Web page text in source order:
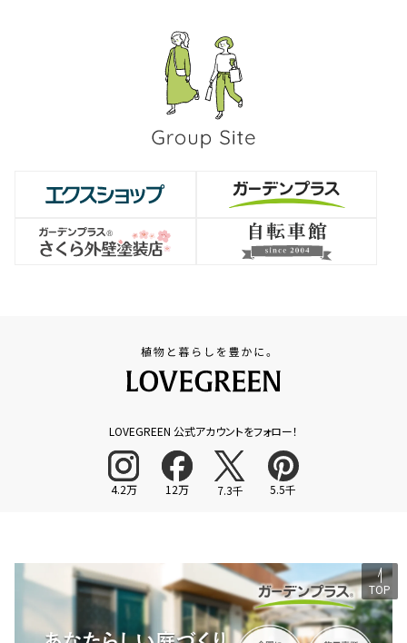
LOVEGREEN 公式アカウントをフォロー！
4.2万 12万 7.3千 5.5千
TOP